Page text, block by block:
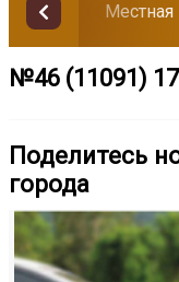
Местная
№46 (11091)
Поделитесь
города